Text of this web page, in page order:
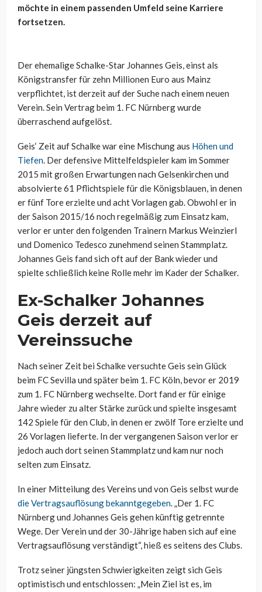
möchte in einem passenden Umfeld seine Karriere
fortsetzen.
Der ehemalige Schalke-Star Johannes Geis, einst als
Königstransfer für zehn Millionen Euro aus Mainz
verpflichtet, ist derzeit auf der Suche nach einem neuen
Verein. Sein Vertrag beim 1. FC Nürnberg wurde
überraschend aufgelöst.
Geis‘ Zeit auf Schalke war eine Mischung aus Höhen und
Tiefen. Der defensive Mittelfeldspieler kam im Sommer
2015 mit großen Erwartungen nach Gelsenkirchen und
absolvierte 61 Pflichtspiele für die Königsblauen, in denen
er fünf Tore erzielte und acht Vorlagen gab. Obwohl er in
der Saison 2015/16 noch regelmäßig zum Einsatz kam,
verlor er unter den folgenden Trainern Markus Weinzierl
und Domenico Tedesco zunehmend seinen Stammplatz.
Johannes Geis fand sich oft auf der Bank wieder und
spielte schließlich keine Rolle mehr im Kader der Schalker.
Ex-Schalker Johannes
Geis derzeit auf
Vereinssuche
Nach seiner Zeit bei Schalke versuchte Geis sein Glück
beim FC Sevilla und später beim 1. FC Köln, bevor er 2019
zum 1. FC Nürnberg wechselte. Dort fand er für einige
Jahre wieder zu alter Stärke zurück und spielte insgesamt
142 Spiele für den Club, in denen er zwölf Tore erzielte und
26 Vorlagen lieferte. In der vergangenen Saison verlor er
jedoch auch dort seinen Stammplatz und kam nur noch
selten zum Einsatz.
In einer Mitteilung des Vereins und von Geis selbst wurde
die Vertragsauflösung bekanntgegeben. „Der 1. FC
Nürnberg und Johannes Geis gehen künftig getrennte
Wege. Der Verein und der 30-Jährige haben sich auf eine
Vertragsauflösung verständigt“, hieß es seitens des Clubs.
Trotz seiner jüngsten Schwierigkeiten zeigt sich Geis
optimistisch und entschlossen: „Mein Ziel ist es, im